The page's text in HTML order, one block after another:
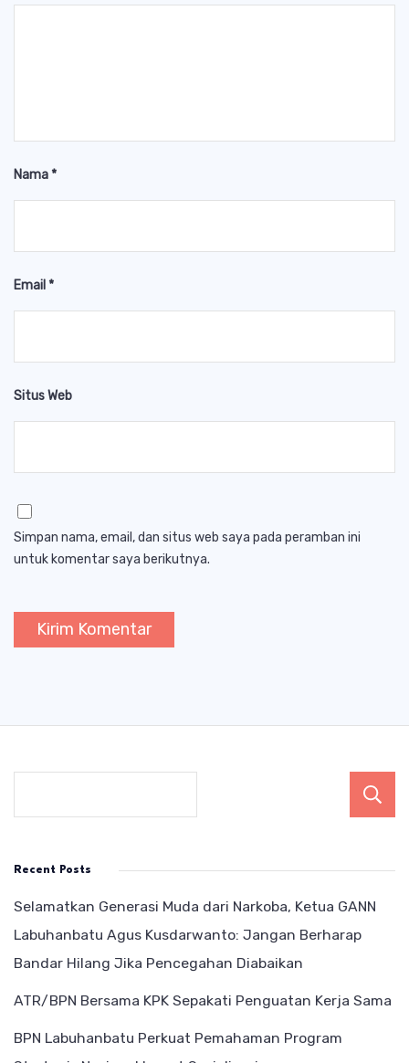
Nama*
Email *
Situs Web
Simpan nama, email, dan situs web saya pada peramban ini
untuk komentar saya berikutnya.
Recent Posts
Selamatkan Generasi Muda dari Narkoba, Ketua GANN
Labuhanbatu Agus Kusdarwanto: Jangan Berharap
Bandar Hilang Jika Pencegahan Diabaikan
ATR/BPN Bersama KPK Sepakati Penguatan Kerja Sama
BPN Labuhanbatu Perkuat Pemahaman Program